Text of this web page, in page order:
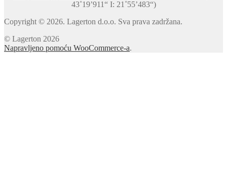
43˚19’911“ I: 21˚55’483“)
Copyright © 2026. Lagerton d.o.o. Sva prava zadržana.
© Lagerton 2026
Napravljeno pomoću WooCommerce-a.